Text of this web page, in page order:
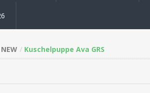
Kuschelpuppe Ava GRS